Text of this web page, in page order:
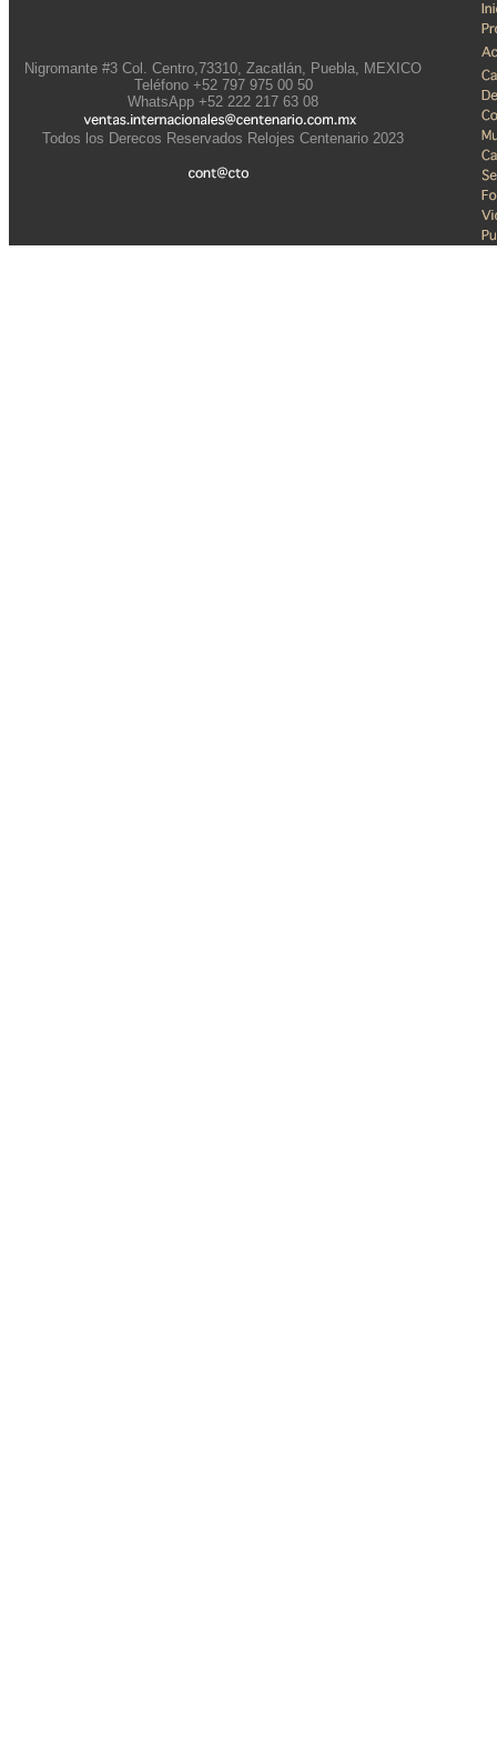
Nigromante #3 Col. Centro,73310, Zacatlán, Puebla, MEXICO
Teléfono +52 797 975 00 50
WhatsApp +52 222 217 63 08
Todos los Derecos Reservados Relojes Centenario 2023